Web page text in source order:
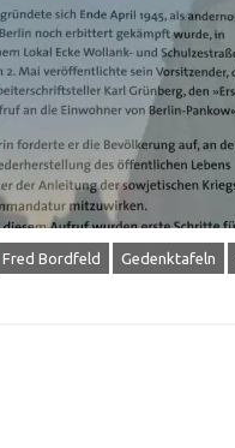
Fred Bordfeld Gedenktafeln